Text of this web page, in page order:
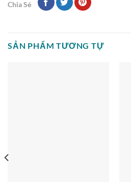
Chia Sẻ
SẢN PHẨM TƯƠNG TỰ